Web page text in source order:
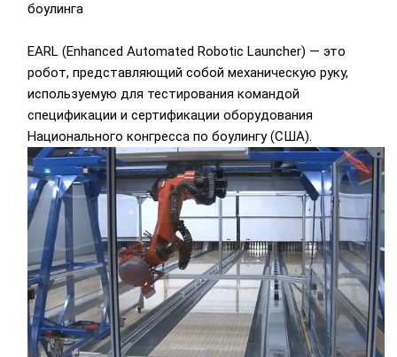
боулинга
EARL (Enhanced Automated Robotic Launcher) — это
робот, представляющий собой механическую руку,
используемую для тестирования командой
спецификации и сертификации оборудования
Национального конгресса по боулингу (США).